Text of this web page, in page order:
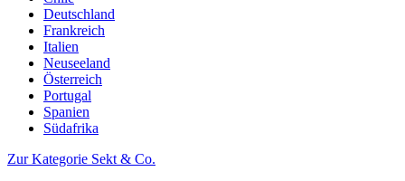
Deutschland
Frankreich
Italien
Neuseeland
Österreich
Portugal
Spanien
Südafrika
Zur Kategorie Sekt & Co.